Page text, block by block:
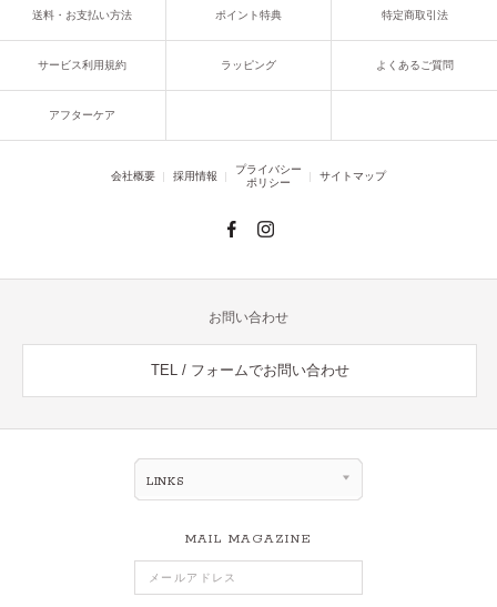
送料・お支払い方法 ポイント特典 特定商取引法
サービス利用規約 ラッピング よくあるご質問
アフターケア
会社概要 採用情報
プライバシー
ポリシー
サイトマップ
お問い合わせ
TEL / フォームでお問い合わせ
LINKS
MAIL MAGAZINE